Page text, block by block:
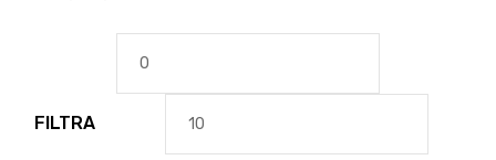
FILTRA